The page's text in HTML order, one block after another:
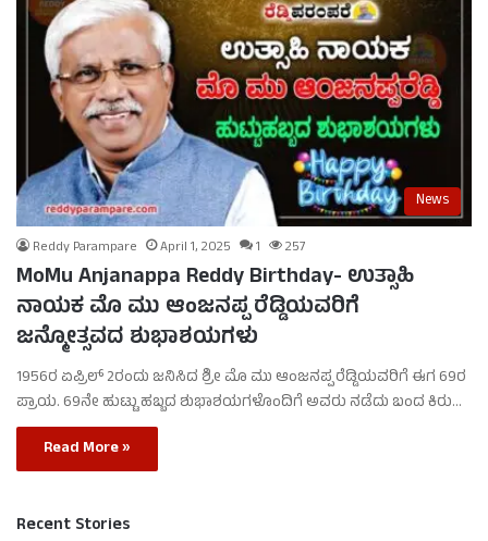
News
Reddy Parampare April 1, 2025 1 257
MoMu Anjanappa Reddy Birthday- ಉತ್ಸಾಹಿ
ನಾಯಕ ಮೊ ಮು ಆಂಜನಪ್ಪ ರೆಡ್ಡಿಯವರಿಗೆ
ಜನ್ಮೋತ್ಸವದ ಶುಭಾಶಯಗಳು
1956ರ ಏಪ್ರಿಲ್ 2ರಂದು ಜನಿಸಿದ ಶ್ರೀ ಮೊ ಮು ಆಂಜನಪ್ಪ ರೆಡ್ಡಿಯವರಿಗೆ ಈಗ 69ರ
ಪ್ರಾಯ. 69ನೇ ಹುಟ್ಟು ಹಬ್ಬದ ಶುಭಾಶಯಗಳೊಂದಿಗೆ ಅವರು ನಡೆದು ಬಂದ ಕಿರು…
Read More »
Recent Stories